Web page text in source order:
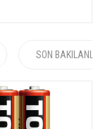
SON